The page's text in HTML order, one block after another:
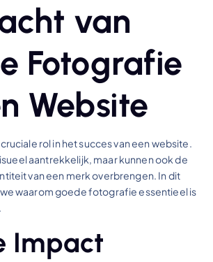
van
Fotografie
Website
rol in het succes van een website.
aantrekkelijk, maar kunnen ook de
van een merk overbrengen. In dit
waarom goede fotografie essentieel is
Impact